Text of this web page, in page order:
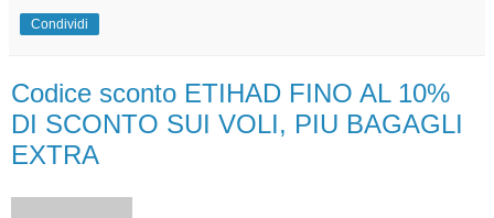
Condividi
Codice sconto ETIHAD FINO AL 10%
DI SCONTO SUI VOLI, PIU BAGAGLI
EXTRA